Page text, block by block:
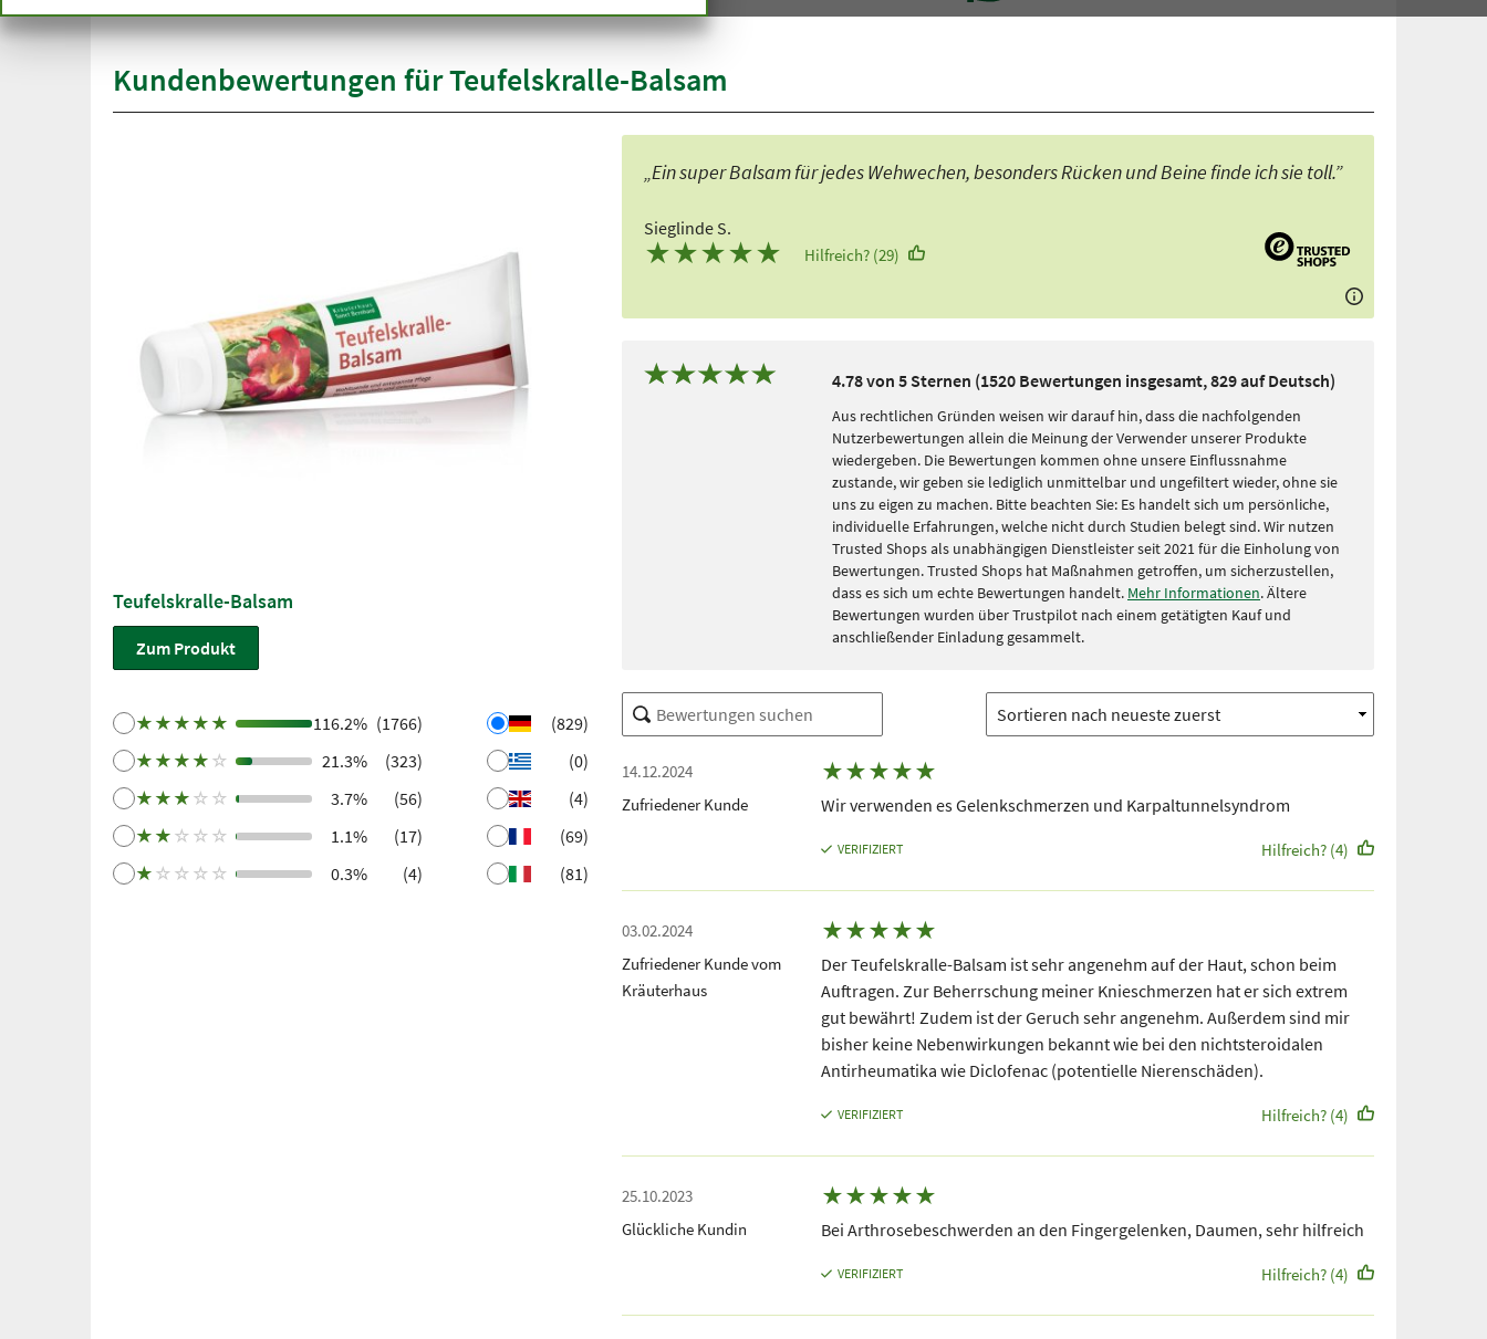
Kundenbewertungen für Teufelskralle-Balsam
Teufelskralle-Balsam
Zum Produkt
★ ★ ★ ★ ★ 116.2% (1766)
★ ★ ★ ★ ☆ 21.3%
(323)
★ ★ ★ ☆ ☆ 3.7%
(56)
★ ★ ☆ ☆ ☆ 1.1%
(17)
★ ☆ ☆ ☆ ☆ 0.3% (4)
(829)
(0)
(4)
(69)
(81)
„Ein super Balsam für jedes Wehwechen, besonders Rücken und Beine finde ich sie toll.”
Sieglinde S.
★★★★★ Hilfreich? (29)
4.78 von 5 Sternen (1520 Bewertungen insgesamt, 829 auf Deutsch)
Aus rechtlichen Gründen weisen wir darauf hin, dass die nachfolgenden
Nutzerbewertungen allein die Meinung der Verwender unserer Produkte
wiedergeben. Die Bewertungen kommen ohne unsere Einflussnahme
zustande, wir geben sie lediglich unmittelbar und ungefiltert wieder, ohne sie
uns zu eigen zu machen. Bitte beachten Sie: Es handelt sich um persönliche,
individuelle Erfahrungen, welche nicht durch Studien belegt sind. Wir nutzen
Trusted Shops als unabhängigen Dienstleister seit 2021 für die Einholung von
Bewertungen. Trusted Shops hat Maßnahmen getroffen, um sicherzustellen,
dass es sich um echte Bewertungen handelt. Mehr Informationen. Ältere
Bewertungen wurden über Trustpilot nach einem getätigten Kauf und
anschließender Einladung gesammelt.
14.12.2024
Zufriedener Kunde
★★★★★
Wir verwenden es Gelenkschmerzen und Karpaltunnelsyndrom
VERIFIZIERT Hilfreich? (4)
03.02.2024
Zufriedener Kunde vom
Kräuterhaus
★★★★★
Der Teufelskralle-Balsam ist sehr angenehm auf der Haut, schon beim
Auftragen. Zur Beherrschung meiner Knieschmerzen hat er sich extrem
gut bewährt! Zudem ist der Geruch sehr angenehm. Außerdem sind mir
bisher keine Nebenwirkungen bekannt wie bei den nichtsteroidalen
Antirheumatika wie Diclofenac (potentielle Nierenschäden).
VERIFIZIERT Hilfreich? (4)
25.10.2023
Glückliche Kundin
★★★★★
Bei Arthrosebeschwerden an den Fingergelenken, Daumen, sehr hilfreich
VERIFIZIERT Hilfreich? (4)